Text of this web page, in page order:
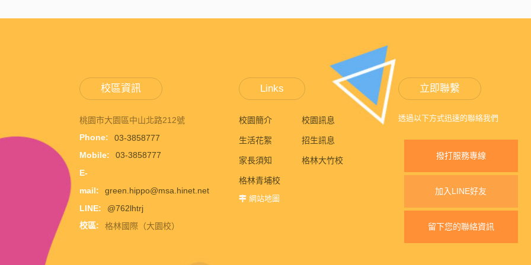
校區資訊
桃園市大園區中山北路212號
Phone:
03-3858777
Mobile:
03-3858777
E-
mail:
green.hippo@msa.hinet.net
LINE:
@762lhtrj
校區:
格林國際（大園校）
Links
校園簡介 校園訊息
生活花絮 招生訊息
家長須知 格林大竹校
格林青埔校
網站地圖
立即聯繫
透過以下方式迅速的聯絡我們
撥打服務專線
加入LINE好友
留下您的聯絡資訊